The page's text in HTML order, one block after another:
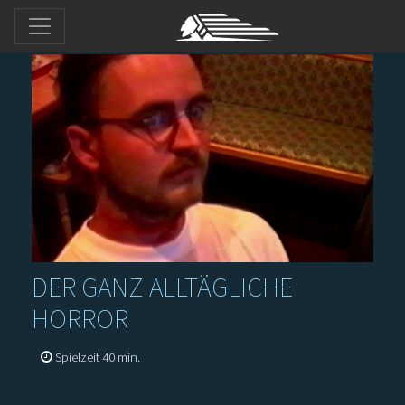
DER GANZ ALLTÄGLICHE
HORROR
Spielzeit 40 min.